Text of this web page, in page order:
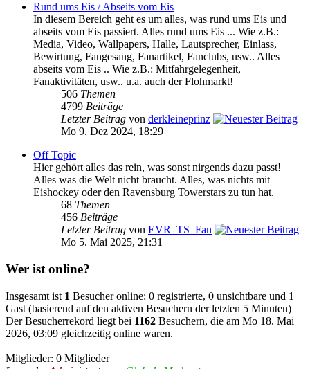
Rund ums Eis / Abseits vom Eis
In diesem Bereich geht es um alles, was rund ums Eis und
abseits vom Eis passiert. Alles rund ums Eis ... Wie z.B.:
Media, Video, Wallpapers, Halle, Lautsprecher, Einlass,
Bewirtung, Fangesang, Fanartikel, Fanclubs, usw.. Alles
abseits vom Eis .. Wie z.B.: Mitfahrgelegenheit,
Fanaktivitäten, usw.. u.a. auch der Flohmarkt!
506 Themen
4799 Beiträge
Letzter Beitrag von derkleineprinz
Mo 9. Dez 2024, 18:29
Off Topic
Hier gehört alles das rein, was sonst nirgends dazu passt!
Alles was die Welt nicht braucht. Alles, was nichts mit
Eishockey oder den Ravensburg Towerstars zu tun hat.
68 Themen
456 Beiträge
Letzter Beitrag von EVR_TS_Fan
Mo 5. Mai 2025, 21:31
Wer ist online?
Insgesamt ist 1 Besucher online: 0 registrierte, 0 unsichtbare und 1
Gast (basierend auf den aktiven Besuchern der letzten 5 Minuten)
Der Besucherrekord liegt bei 1162 Besuchern, die am Mo 18. Mai
2026, 03:09 gleichzeitig online waren.
Mitglieder: 0 Mitglieder